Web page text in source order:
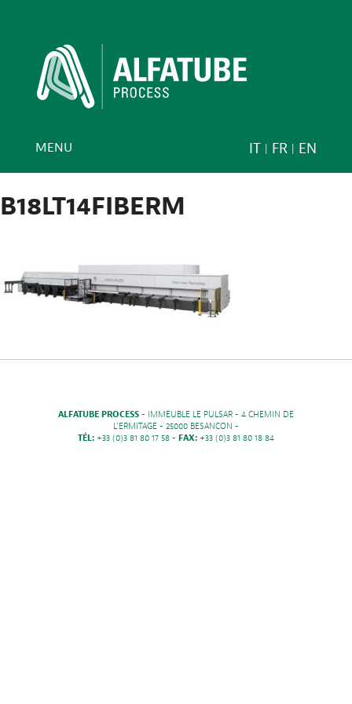
IT FR EN
MENU
B18LT14FIBERM
ALFATUBE PROCESS - IMMEUBLE LE PULSAR - 4 CHEMIN DE
L'ERMITAGE - 25000 BESANCON -
TÉL: +33 (0)3 81 80 17 58 - FAX: +33 (0)3 81 80 18 84